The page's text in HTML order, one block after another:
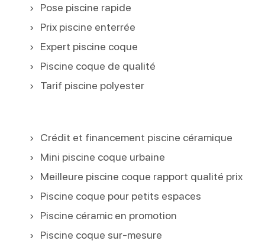
Pose piscine rapide
Prix piscine enterrée
Expert piscine coque
Piscine coque de qualité
Tarif piscine polyester
Crédit et financement piscine céramique
Mini piscine coque urbaine
Meilleure piscine coque rapport qualité prix
Piscine coque pour petits espaces
Piscine céramic en promotion
Piscine coque sur-mesure